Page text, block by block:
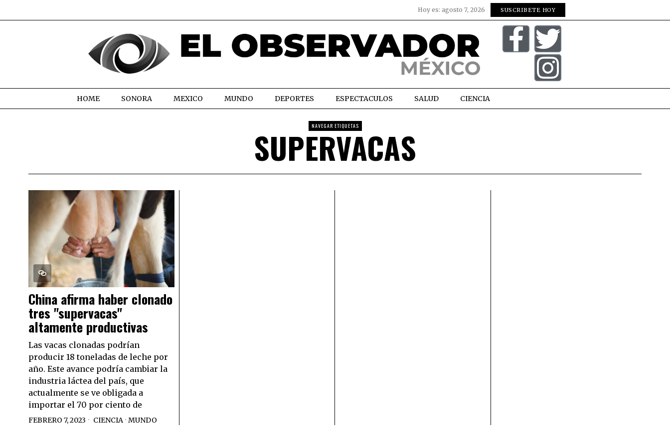
Hoy es: agosto 7, 2026 SUSCRIBETE HOY
HOME SONORA MEXICO MUNDO DEPORTES ESPECTACULOS SALUD CIENCIA
NAVEGAR ETIQUETAS
SUPERVACAS
China afirma haber clonado
tres "supervacas"
altamente productivas
Las vacas clonadas podrían
producir 18 toneladas de leche por
año. Este avance podría cambiar la
industria láctea del país, que
actualmente se ve obligada a
importar el 70 por ciento de
FEBRERO 7, 2023 CIENCIA · MUNDO